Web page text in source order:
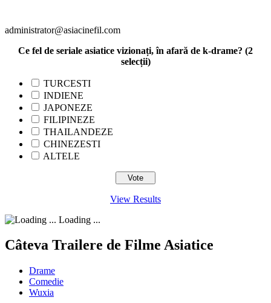
administrator@asiacinefil.com
Ce fel de seriale asiatice vizionați, în afară de k-drame? (2
selecții)
TURCESTI
INDIENE
JAPONEZE
FILIPINEZE
THAILANDEZE
CHINEZESTI
ALTELE
View Results
Loading ...
Câteva Trailere de Filme Asiatice
Drame
Comedie
Wuxia